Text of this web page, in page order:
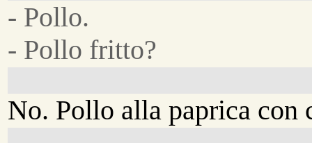
- Pollo.
- Pollo fritto?
No. Pollo alla paprica con